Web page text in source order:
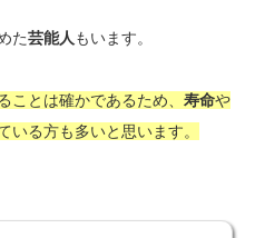
た芸能人もいます。
ことは確かであるため、 寿命や
いる方も多いと思います。